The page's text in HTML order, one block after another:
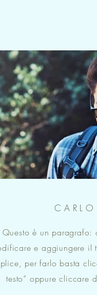
CARLO
Questo è un
e aggiungere il
per farlo basta
testo” oppure cliccare